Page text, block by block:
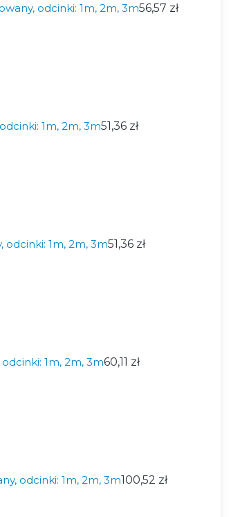
odcinki: 1m, 2m, 3m56,57 zł
1m, 2m, 3m51,36 zł
1m, 2m, 3m51,36 zł
1m, 2m, 3m60,11 zł
odcinki: 1m, 2m, 3m100,52 zł